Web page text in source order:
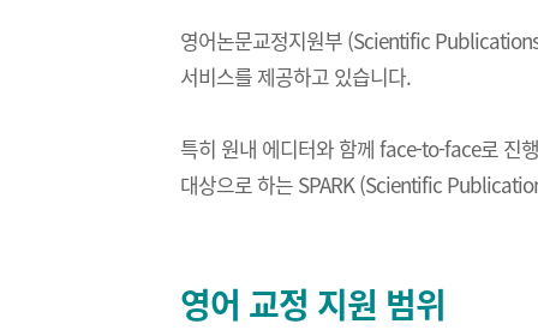
영어논문교정지원부 (Scientific
서비스를 제공하고 있습니다.
특히 원내 에디터와 함께 face-to-face로 진
대상으로 하는 SPARK (Scientific
영어 교정 지원 범위